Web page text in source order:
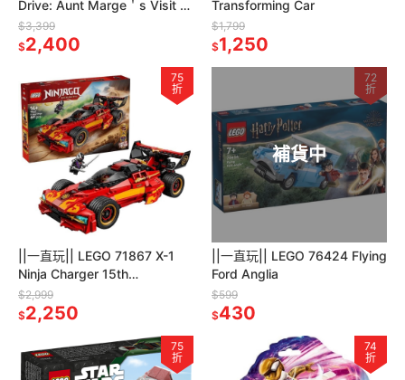
Drive: Aunt Marge＇s Visit 瑪
姬姑姑來訪
$3,399
$2,400
Transforming Car
$1,799
$1,250
75
折
||一直玩|| LEGO 71867 X-1
Ninja Charger 15th
Anniversary
$2,999
$2,250
補貨中
72
折
||一直玩|| LEGO 76424 Flying
Ford Anglia
$599
$430
75
折
74
折